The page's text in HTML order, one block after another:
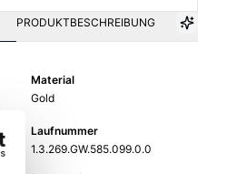
PRODUKTBESCHREIBUNG
Material
Gold
Laufnummer
1.3.269.GW.585.099.0.0